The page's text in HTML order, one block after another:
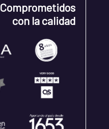
Comprometidos
con la calidad